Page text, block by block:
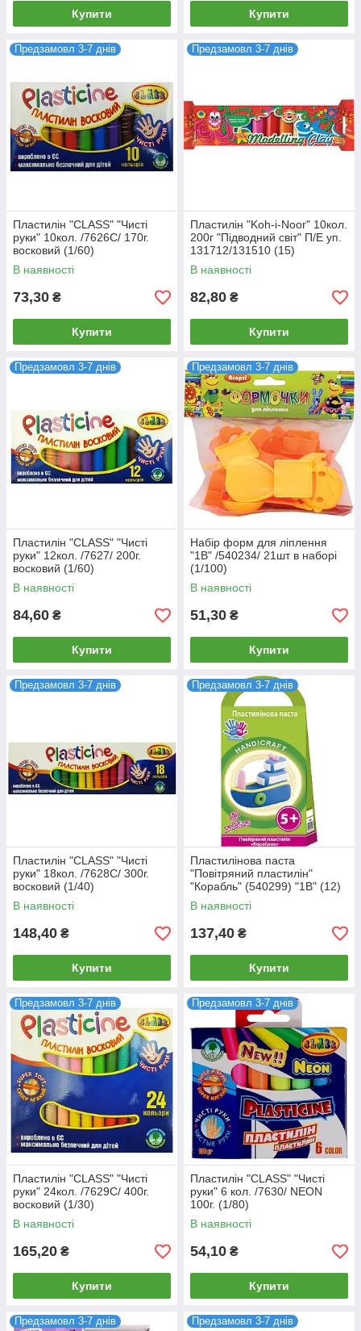
Купити Купити
Предзамовл 3-7 днів
Пластилін "CLASS" "Чисті
руки" 10кол. /7626C/ 170г.
восковий (1/60)
В наявності
73,30 ₴
Купити
Предзамовл 3-7 днів
Пластилін "Koh-i-Noor" 10кол.
200г "Підводний світ" П/Е уп.
131712/131510 (15)
В наявності
82,80 ₴
Купити
Предзамовл 3-7 днів
Пластилін "CLASS" "Чисті
руки" 12кол. /7627/ 200г.
восковий (1/60)
В наявності
84,60 ₴
Купити
Предзамовл 3-7 днів
Набір форм для ліплення
"1В" /540234/ 21шт в наборі
(1/100)
В наявності
51,30 ₴
Купити
Предзамовл 3-7 днів
Пластилін "CLASS" "Чисті
руки" 18кол. /7628C/ 300г.
восковий (1/40)
В наявності
148,40 ₴
Купити
Предзамовл 3-7 днів
Пластилінова паста
"Повітряний пластилін"
"Корабль" (540299) "1В" (12)
В наявності
137,40 ₴
Купити
Предзамовл 3-7 днів
Пластилін "CLASS" "Чисті
руки" 24кол. /7629C/ 400г.
восковий (1/30)
В наявності
165,20 ₴
Купити
Предзамовл 3-7 днів
Пластилін "CLASS" "Чисті
руки" 6 кол. /7630/ NEON
100г. (1/80)
В наявності
54,10 ₴
Купити
Предзамовл 3-7 днів Предзамовл 3-7 днів